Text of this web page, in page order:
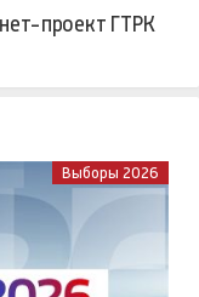
проект ГТРК
Выборы 2026